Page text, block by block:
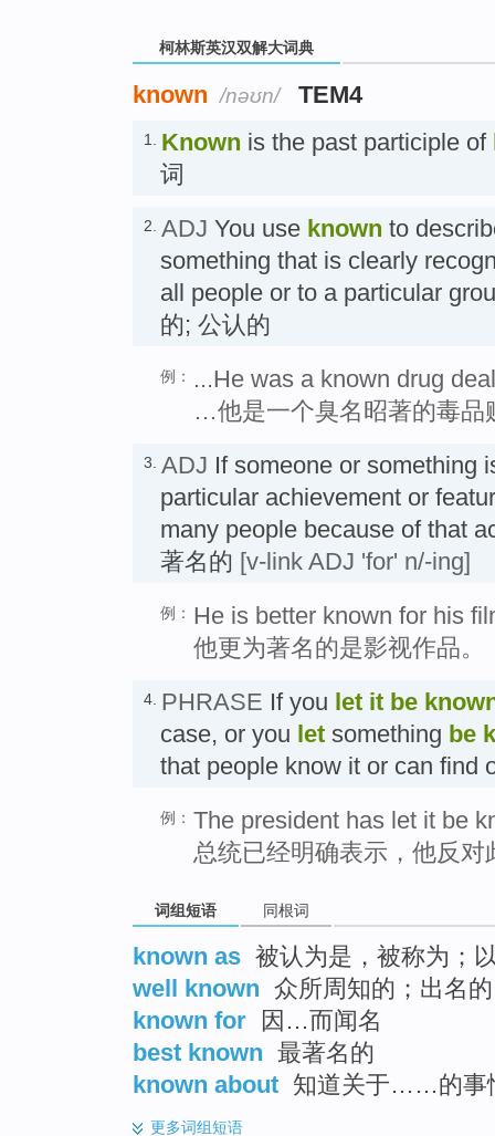
柯林斯英汉双解大词典
known /nəʊn/ TEM4
1. Known is the past participle of
词
2. ADJ You use known to
something that is clearly
all people or to a particular
的; 公认的
例：
...He was a known drug
…他是一个臭名昭著的毒品
3. ADJ If someone or something
particular achievement or
many people because of that
著名的 [v-link ADJ 'for' n/-ing]
例： He is better known for his
他更为著名的是影视作品。
4. PHRASE If you let it be
case, or you let something be
that people know it or can find
例： The president has let it be
总统已经明确表示，他反对
词组短语 同根词
known as 被认为是，被称为；
well known 众所周知的；出名的
known for
因…而闻名
best known 最著名的
known about 知道关于……的事
更多词组短语